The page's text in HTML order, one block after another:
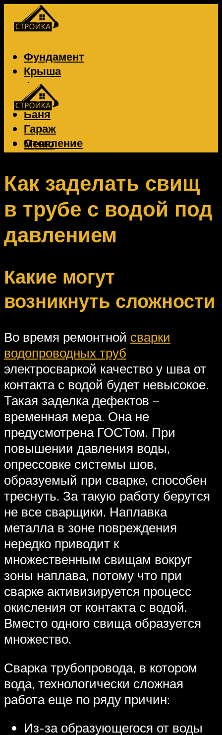
Фундамент
Крыша
Фасад
Забор
Баня
Гараж
Отопление
Вентиляция
Меню
Меню
Как заделать свищ
в трубе с водой под
давлением
Какие могут
возникнуть сложности
Во время ремонтной сварки
водопроводных труб
электросваркой качество у шва от
контакта с водой будет невысокое.
Такая заделка дефектов –
временная мера. Она не
предусмотрена ГОСТом. При
повышении давления воды,
опрессовке системы шов,
образуемый при сварке, способен
треснуть. За такую работу берутся
не все сварщики. Наплавка
металла в зоне повреждения
нередко приводит к
множественным свищам вокруг
зоны наплава, потому что при
сварке активизируется процесс
окисления от контакта с водой.
Вместо одного свища образуется
множество.
Сварка трубопровода, в котором
вода, технологически сложная
работа еще по ряду причин:
Из-за образующегося от воды